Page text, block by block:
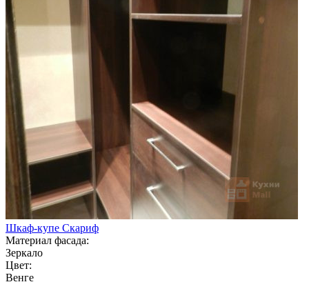
Шкаф-купе Скариф
Материал фасада:
Зеркало
Цвет:
Венге